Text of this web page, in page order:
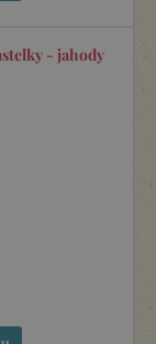
- jahody